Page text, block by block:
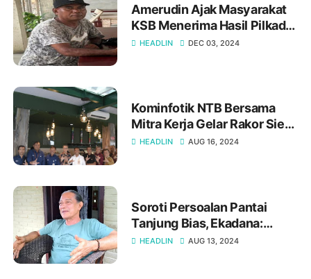
Amerudin Ajak Masyarakat
KSB Menerima Hasil Pilkada
Dengan Hati Lapang dan
HEADLIN DEC 03, 2024
Kominfotik NTB Bersama
Mitra Kerja Gelar Rakor Sie
Publikasi Dokumentasi HUT
HEADLIN AUG 16, 2024
Soroti Persoalan Pantai
Tanjung Bias, Ekadana:
Pemkab Lombok Barat
HEADLIN AUG 13, 2024